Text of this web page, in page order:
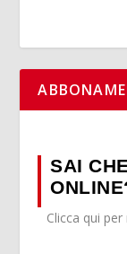
SAI
Clicca qui